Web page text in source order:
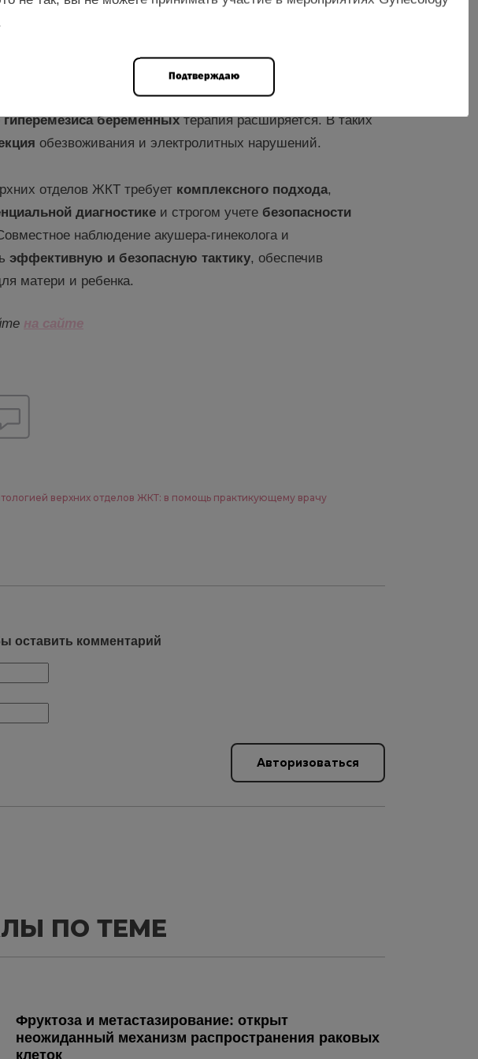
а в тяжелых случаях – ингибиторы протонной
не проводится
назначается пиридоксин (категория А).
(категория В). Принеэффективности
гиперемезиса беременных терапия расширяется. В таких
обезвоживания и электролитных нарушений.
отделов ЖКТ требует комплексного подхода,
диагностике и строгом учете безопасности
наблюдение акушера-гинеколога и
эффективную и безопасную тактику, обеспечив
матери и ребенка.
на сайте
верхних отделов ЖКТ: в помощь практикующему врачу
оставить комментарий
Авторизоваться
ПО ТЕМЕ
Фруктоза и метастазирование: открыт
неожиданный механизм распространения раковых
клеток
Подтверждаю